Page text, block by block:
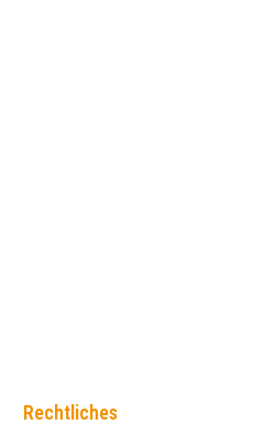
Rechtliches